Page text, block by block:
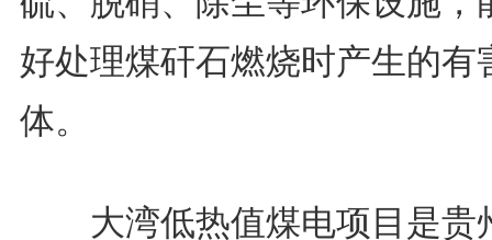
好处理煤矸石燃烧时产生的有
体。
大湾低热值煤电项目是贵